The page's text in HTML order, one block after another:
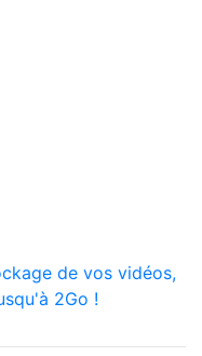
de vos vidéos,
2Go !